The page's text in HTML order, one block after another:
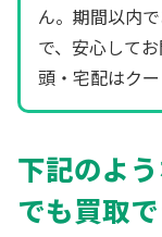
ん。期間以内
で、安心して
頭・宅配はク
下記のよ
でも買取